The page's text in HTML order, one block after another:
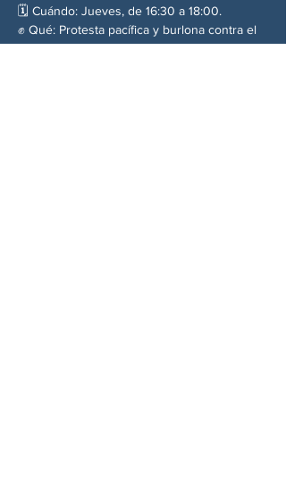
🗓️ Cuándo: Jueves, de 16:30 a 18:00.
✊ Qué: Protesta pacífica y burlona contra el
silencio del Partido Republicano y el